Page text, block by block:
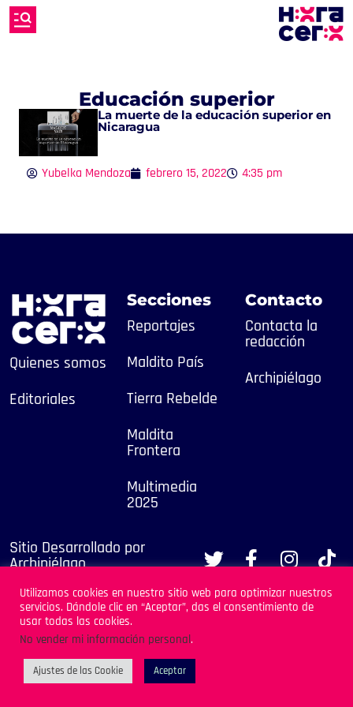
Educación superior
La muerte de la educación superior en
Nicaragua
Yubelka Mendoza febrero 15, 2022 4:35 pm
Quienes somos
Editoriales
Secciones
Reportajes
Maldito País
Tierra Rebelde
Maldita
Frontera
Multimedia
2025
Contacto
Contacta la
redacción
Archipiélago
Sitio Desarrollado por
Archipiélago
Utilizamos cookies en nuestro sitio web para optimizar nuestros
servicios. Dándole clic en “Aceptar”, das el consentimiento de
usar todas las cookies.
No vender mi información personal.
Ajustes de las Cookie Aceptar